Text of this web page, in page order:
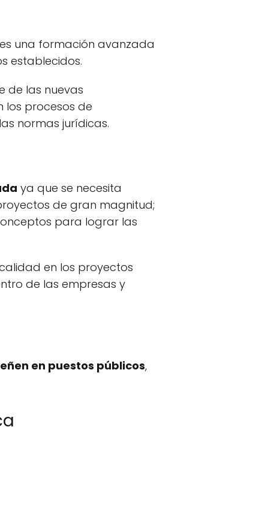
una formación avanzada
establecidos.
de las nuevas
los procesos de
normas jurídicas.
ya que se necesita
de gran magnitud;
para lograr las
en los proyectos
de las empresas y
en puestos públicos,